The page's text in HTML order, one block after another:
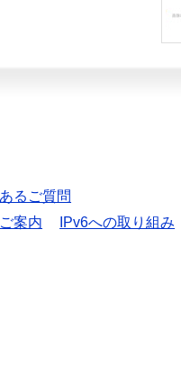
るご質問
案内
IPv6への取り組み